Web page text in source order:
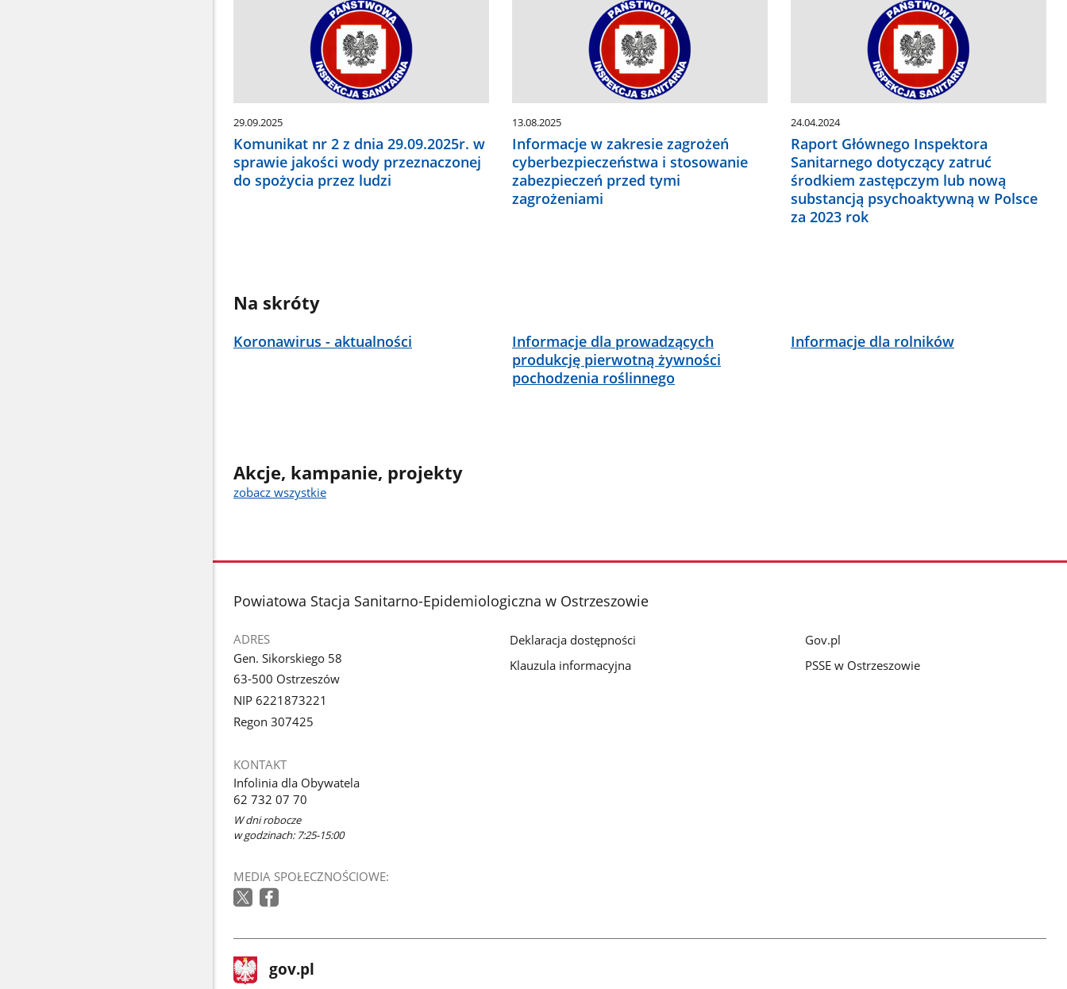
29.09.2025
Komunikat nr 2 z dnia 29.09.2025r. w
sprawie jakości wody przeznaczonej
do spożycia przez ludzi
13.08.2025
Informacje w zakresie zagrożeń
cyberbezpieczeństwa i stosowanie
zabezpieczeń przed tymi
zagrożeniami
24.04.2024
Raport Głównego Inspektora
Sanitarnego dotyczący zatruć
środkiem zastępczym lub nową
substancją psychoaktywną w Polsce
za 2023 rok
Na skróty
Koronawirus - aktualności
Informacje dla prowadzących
produkcję pierwotną żywności
pochodzenia roślinnego
Informacje dla rolników
Akcje, kampanie, projekty
zobacz wszystkie
stopka
Powiatowa Stacja Sanitarno-Epidemiologiczna w Ostrzeszowie
ADRES
Gen. Sikorskiego 58
63-500 Ostrzeszów
NIP 6221873221
Regon 307425
KONTAKT
Infolinia dla Obywatela
62 732 07 70
W dni robocze
w godzinach: 7:25-15:00
MEDIA SPOŁECZNOŚCIOWE:
Deklaracja dostępności
Klauzula informacyjna
Gov.pl
PSSE w Ostrzeszowie
stopka
gov.pl Strona
gov.pl